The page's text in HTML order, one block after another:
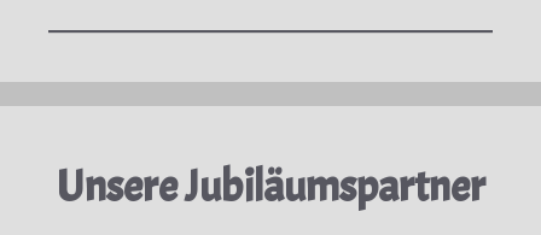
Unsere Jubiläumspartner